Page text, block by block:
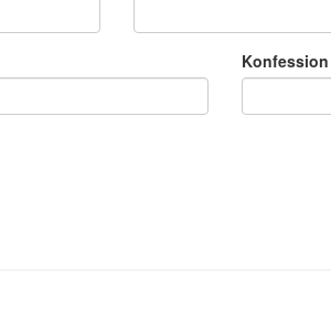
Konfession